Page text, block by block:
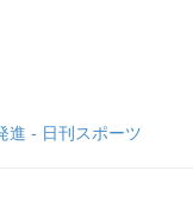
進 - 日刊スポーツ